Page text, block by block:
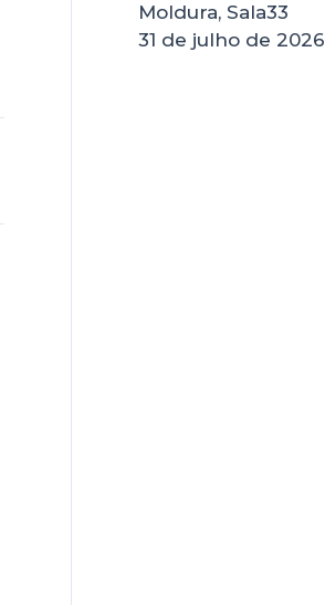
Moldura, Sala33
31 de julho de 2026